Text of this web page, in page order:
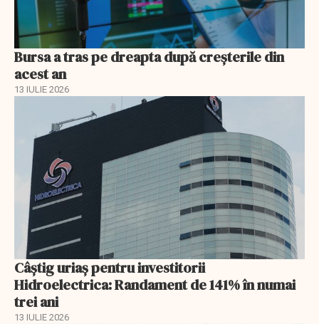
Bursa a tras pe dreapta după creșterile din
acest an
13 IULIE 2026
Câștig uriaș pentru investitorii
Hidroelectrica: Randament de 141% în numai
trei ani
13 IULIE 2026